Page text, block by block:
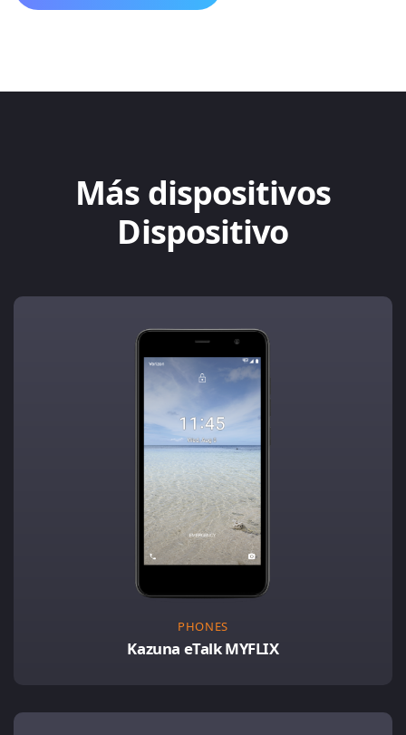
Más dispositivos
Dispositivo
PHONES
Kazuna eTalk MYFLIX